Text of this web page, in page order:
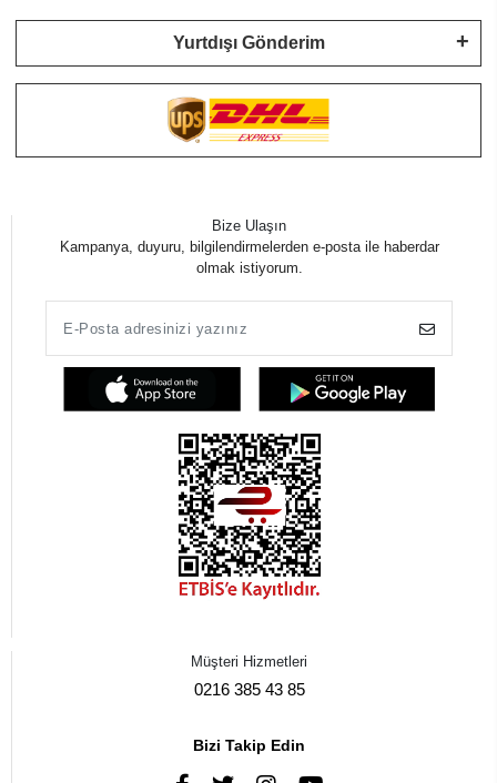
Yurtdışı Gönderim
Bize Ulaşın
Kampanya, duyuru, bilgilendirmelerden e-posta ile haberdar
olmak istiyorum.
Müşteri Hizmetleri
0216 385 43 85
Bizi Takip Edin